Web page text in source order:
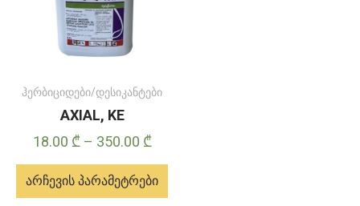
ჰერბიციდები/დესიკანტები
AXIAL, KE
18.00 ₾ – 350.00 ₾Price
range:
18.00 ₾
არჩევის პარამეტრები